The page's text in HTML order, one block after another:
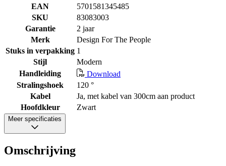
EAN
5701581345485
SKU
83083003
Garantie
2 jaar
Merk
Design For The People
Stuks in verpakking 1
Stijl
Modern
Handleiding
Download
Stralingshoek
120 °
Kabel
Ja, met kabel van 300cm aan product
Hoofdkleur
Zwart
Meer specificaties
Omschrijving